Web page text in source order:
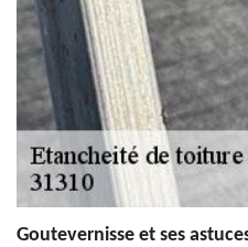
Goutevernisse et ses